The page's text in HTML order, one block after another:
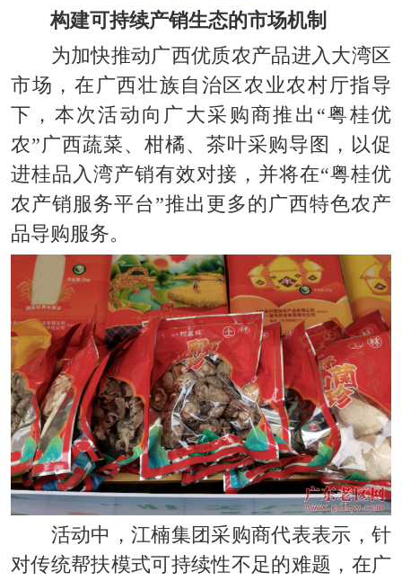
构建可持续产销生态的市场机制
为加快推动广西优质农产品进入大湾区
市场，在广西壮族自治区农业农村厅指导
下，本次活动向广大采购商推出“粤桂优
农”广西蔬菜、柑橘、茶叶采购导图，以促
进桂品入湾产销有效对接，并将在“粤桂优
农产销服务平台”推出更多的广西特色农产
品导购服务。
活动中，江楠集团采购商代表表示，针
对传统帮扶模式可持续性不足的难题，在广